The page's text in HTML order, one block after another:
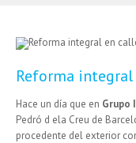
Reforma integral
Hace un día que en Grupo
Pedró d ela Creu de
procedente del exterior